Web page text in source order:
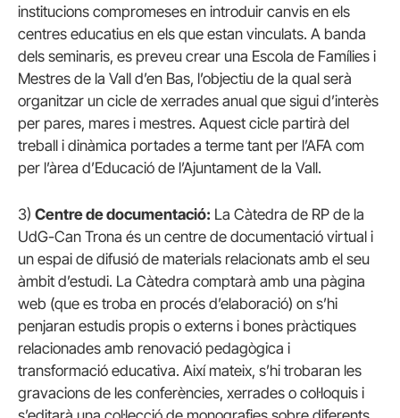
institucions compromeses en introduir canvis en els
centres educatius en els que estan vinculats. A banda
dels seminaris, es preveu crear una Escola de Famílies i
Mestres de la Vall d’en Bas, l’objectiu de la qual serà
organitzar un cicle de xerrades anual que sigui d’interès
per pares, mares i mestres. Aquest cicle partirà del
treball i dinàmica portades a terme tant per l’AFA com
per l’àrea d’Educació de l’Ajuntament de la Vall.
3) Centre de documentació: La Càtedra de RP de la
UdG-Can Trona és un centre de documentació virtual i
un espai de difusió de materials relacionats amb el seu
àmbit d’estudi. La Càtedra comptarà amb una pàgina
web (que es troba en procés d’elaboració) on s’hi
penjaran estudis propis o externs i bones pràctiques
relacionades amb renovació pedagògica i
transformació educativa. Així mateix, s’hi trobaran les
gravacions de les conferències, xerrades o col·loquis i